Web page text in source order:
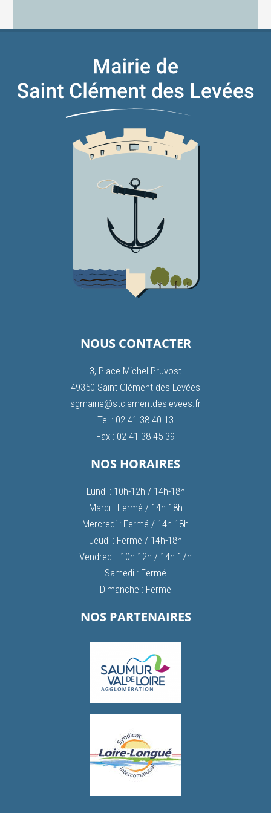
NOUS CONTACTER
3, Place Michel Pruvost
49350 Saint Clément des Levées
sgmairie@stclementdeslevees.fr
Tel : 02 41 38 40 13
Fax : 02 41 38 45 39
NOS HORAIRES
Lundi : 10h-12h / 14h-18h
Mardi : Fermé / 14h-18h
Mercredi : Fermé / 14h-18h
Jeudi : Fermé / 14h-18h
Vendredi : 10h-12h / 14h-17h
Samedi : Fermé
Dimanche : Fermé
NOS PARTENAIRES